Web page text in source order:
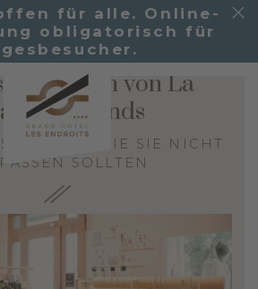
für alle. Online-
obligatorisch für
von La
de-Fonds
DIE SIE NICHT
SOLLTEN